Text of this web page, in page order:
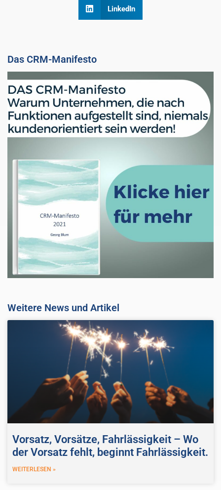
LinkedIn
Das CRM-Manifesto
Weitere News und Artikel
Vorsatz, Vorsätze, Fahrlässigkeit – Wo
der Vorsatz fehlt, beginnt Fahrlässigkeit.
WEITERLESEN »